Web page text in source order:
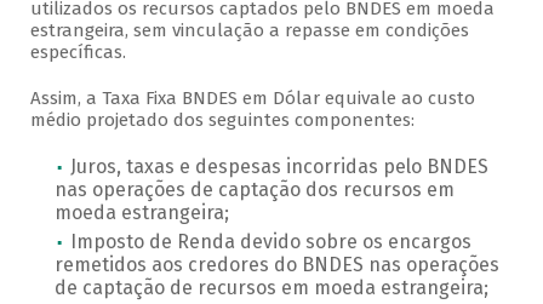
utilizados os recursos captados pelo BNDES em moeda
estrangeira, sem vinculação a repasse em condições
específicas.
Assim, a Taxa Fixa BNDES em Dólar equivale ao custo
médio projetado dos seguintes componentes:
Juros, taxas e despesas incorridas pelo BNDES
nas operações de captação dos recursos em
moeda estrangeira;
Imposto de Renda devido sobre os encargos
remetidos aos credores do BNDES nas operações
de captação de recursos em moeda estrangeira;